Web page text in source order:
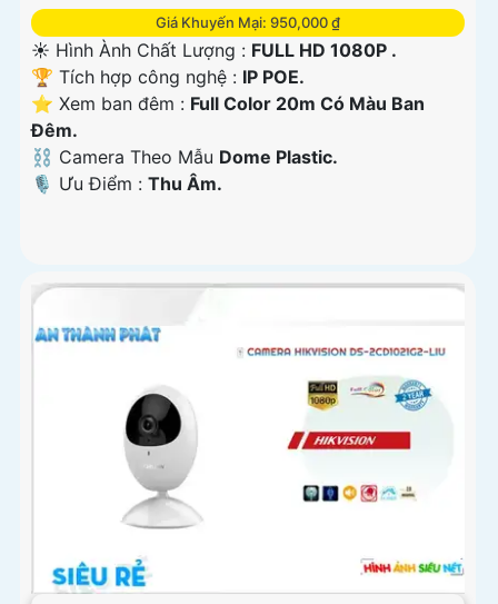
Giá Khuyến Mại: 950,000 ₫
☀️ Hình Ành Chất Lượng : FULL HD 1080P .
🏆 Tích hợp công nghệ : IP POE.
⭐ Xem ban đêm : Full Color 20m Có Màu Ban
Ðêm.
⛓ Camera Theo Mẫu Dome Plastic.
️🎙 Ưu Điểm : Thu Âm.